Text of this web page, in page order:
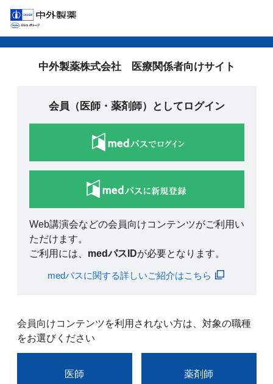
中外製薬株式会社 医療関係者向けサイト
会員（医師・薬剤師）としてログイン
Web講演会などの会員向けコンテンツがご利用い
ただけます。
ご利用には、 medパスIDが必要となります。
medパスに関する詳しいご紹介はこちら
会員向けコンテンツを利用されない方は、対象の職種
をお選びください
医師 薬剤師